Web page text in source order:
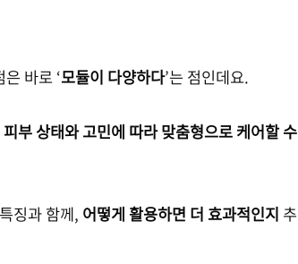
바로 ‘모듈이 다양하다’는 점인데요.
피부 상태와 고민에 따라 맞춤형으로 케어할
징과 함께, 어떻게 활용하면 더 효과적인지